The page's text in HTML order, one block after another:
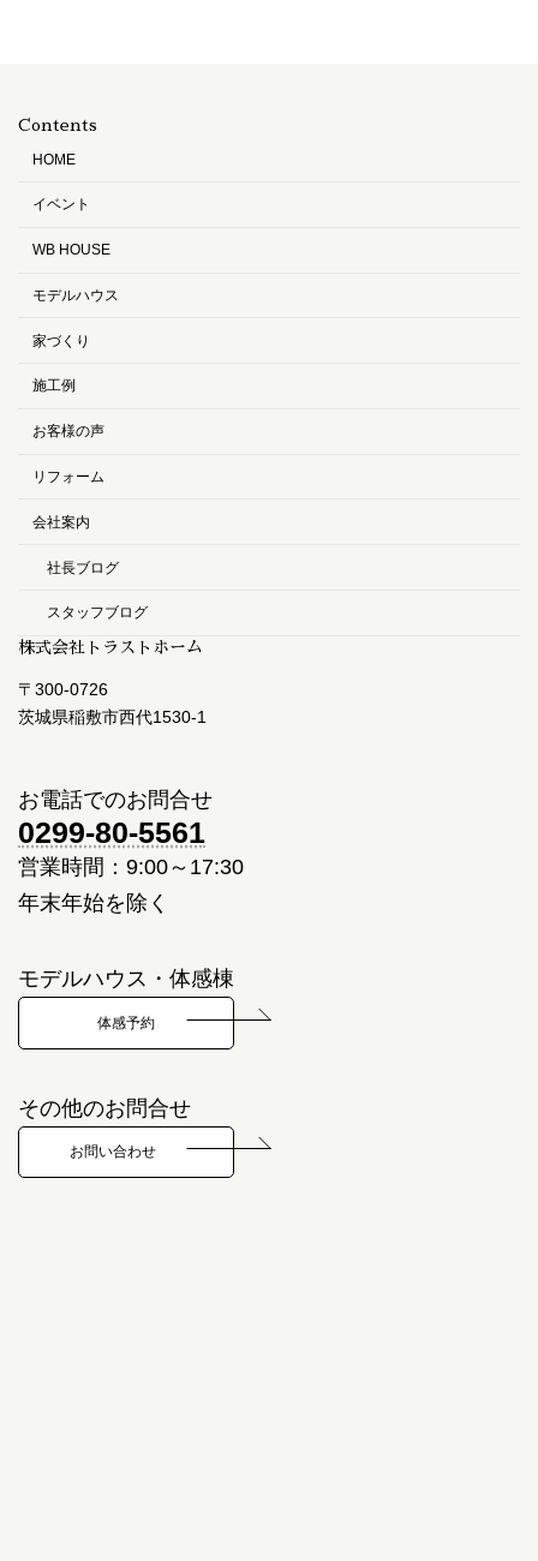
Contents
HOME
イベント
WB HOUSE
モデルハウス
家づくり
施工例
お客様の声
リフォーム
会社案内
社長ブログ
スタッフブログ
株式会社トラストホーム
〒300-0726
茨城県稲敷市西代1530-1
お電話でのお問合せ
0299-80-5561
営業時間：9:00～17:30
年末年始を除く
モデルハウス・体感棟
体感予約
その他のお問合せ
お問い合わせ